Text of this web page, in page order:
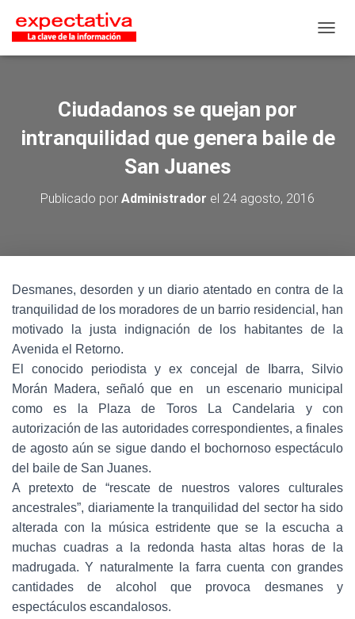
Ciudadanos se quejan por
intranquilidad que genera baile de
San Juanes
Publicado por Administrador el 24 agosto, 2016
Desmanes, desorden y un diario atentado en contra de la
tranquilidad de los moradores de un barrio residencial, han
motivado la justa indignación de los habitantes de la
Avenida el Retorno.
El conocido periodista y ex concejal de Ibarra, Silvio
Morán Madera, señaló que en un escenario municipal
como es la Plaza de Toros La Candelaria y con
autorización de las autoridades correspondientes, a finales
de agosto aún se sigue dando el bochornoso espectáculo
del baile de San Juanes.
A pretexto de “rescate de nuestros valores culturales
ancestrales”, diariamente la tranquilidad del sector ha sido
alterada con la música estridente que se la escucha a
muchas cuadras a la redonda hasta altas horas de la
madrugada. Y naturalmente la farra cuenta con grandes
cantidades de alcohol que provoca desmanes y
espectáculos escandalosos.